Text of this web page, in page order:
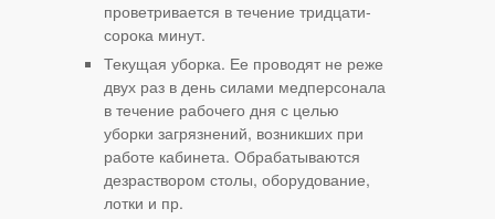
проветривается в течение тридцати-
сорока минут.
Текущая уборка. Ее проводят не реже
двух раз в день силами медперсонала
в течение рабочего дня с целью
уборки загрязнений, возникших при
работе кабинета. Обрабатываются
дезраствором столы, оборудование,
лотки и пр.